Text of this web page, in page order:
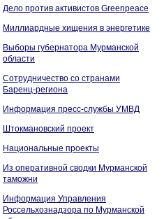
Дело против активистов Greenpeace
Миллиардные хищения в энергетике
Выборы губернатора Мурманской
области
Сотрудничество со странами
Баренц-региона
Информация пресс-службы УМВД
Штокмановский проект
Национальные проекты
Из оперативной сводки Мурманской
таможни
Информация Управления
Россельхознадзора по Мурманской